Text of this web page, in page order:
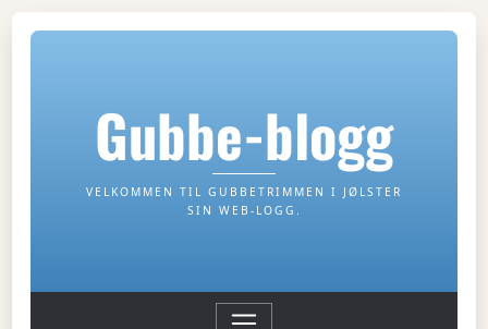
Gubbe-blogg
VELKOMMEN TIL GUBBETRIMMEN I JØLSTER
SIN WEB-LOGG.